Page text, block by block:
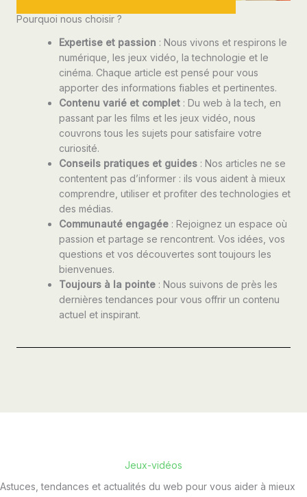
Pourquoi nous choisir ?
Expertise et passion : Nous vivons et respirons le
numérique, les jeux vidéo, la technologie et le
cinéma. Chaque article est pensé pour vous
apporter des informations fiables et pertinentes.
Contenu varié et complet : Du web à la tech, en
passant par les films et les jeux vidéo, nous
couvrons tous les sujets pour satisfaire votre
curiosité.
Conseils pratiques et guides : Nos articles ne se
contentent pas d’informer : ils vous aident à mieux
comprendre, utiliser et profiter des technologies et
des médias.
Communauté engagée : Rejoignez un espace où
passion et partage se rencontrent. Vos idées, vos
questions et vos découvertes sont toujours les
bienvenues.
Toujours à la pointe : Nous suivons de près les
dernières tendances pour vous offrir un contenu
actuel et inspirant.
Jeux-vidéos
Astuces, tendances et actualités du web pour vous aider à mieux